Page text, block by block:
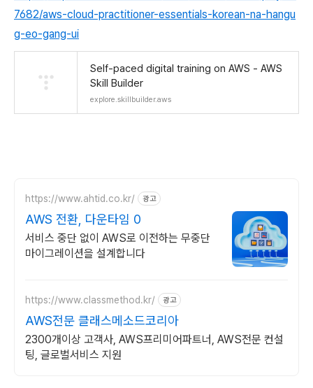
7682/aws-cloud-practitioner-essentials-korean-na-hangu
g-eo-gang-ui
Self-paced digital training on AWS - AWS
Skill Builder
explore.skillbuilder.aws
https://www.ahtid.co.kr/ 광고
AWS 전환, 다운타임 0
서비스 중단 없이 AWS로 이전하는 무중단
마이그레이션을 설계합니다
https://www.classmethod.kr/ 광고
AWS전문 클래스메소드코리아
2300개이상 고객사, AWS프리미어파트너, AWS전문 컨설
팅, 글로벌서비스 지원